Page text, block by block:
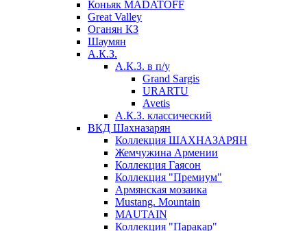
Коньяк MADATOFF
Great Valley
Оганян КЗ
Шаумян
А.К.З.
А.К.З. в п/у
Grand Sargis
URARTU
Avetis
А.К.З. классический
ВКД Шахназарян
Коллекция ШАХНАЗАРЯН
Жемчужина Армении
Коллекция Гаясон
Коллекция "Премиум"
Армянская мозаика
Mustang. Mountain
MAUTAIN
Коллекция "Паракар"